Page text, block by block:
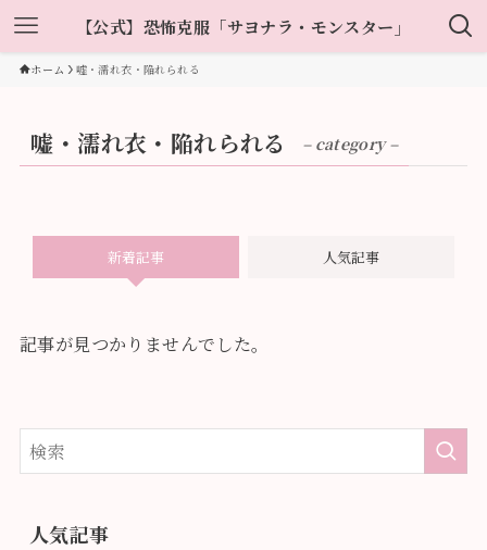
【公式】恐怖克服「サヨナラ・モンスター」
ホーム 嘘・濡れ衣・陥れられる
嘘・濡れ衣・陥れられる – category –
新着記事 人気記事
記事が見つかりませんでした。
人気記事